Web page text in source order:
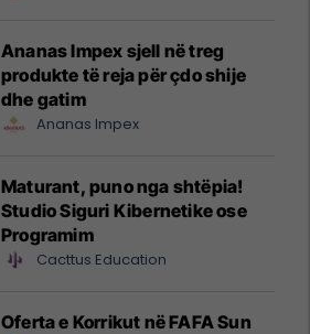
Ananas Impex sjell në treg
produkte të reja për çdo shije
dhe gatim
Ananas Impex
Maturant, puno nga shtëpia!
Studio Siguri Kibernetike ose
Programim
Cacttus Education
Oferta e Korrikut në FAFA Sun